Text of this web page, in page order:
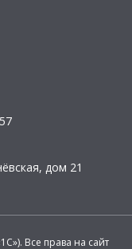
дом 21
Все права на сайт